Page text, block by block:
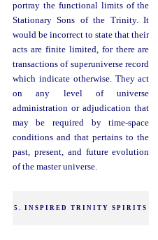
portray the functional limits of the
Stationary Sons of the Trinity. It
would be incorrect to state that their
acts are finite limited, for there are
transactions of superuniverse record
which indicate otherwise. They act
on any level of universe
administration or adjudication that
may be required by time-space
conditions and that pertains to the
past, present, and future evolution
of the master universe.
5. INSPIRED TRINITY SPIRITS